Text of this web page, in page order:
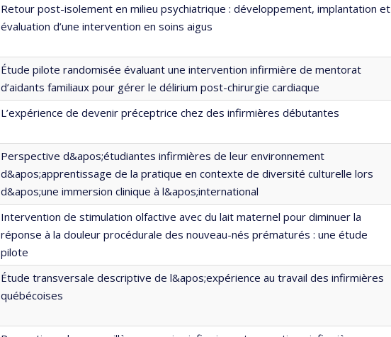
Retour post-isolement en milieu psychiatrique : développement, implantation et
évaluation d’une intervention en soins aigus
Étude pilote randomisée évaluant une intervention infirmière de mentorat
d’aidants familiaux pour gérer le délirium post-chirurgie cardiaque
L’expérience de devenir préceptrice chez des infirmières débutantes
Perspective d&apos;étudiantes infirmières de leur environnement
d&apos;apprentissage de la pratique en contexte de diversité culturelle lors
d&apos;une immersion clinique à l&apos;international
Intervention de stimulation olfactive avec du lait maternel pour diminuer la
réponse à la douleur procédurale des nouveau-nés prématurés : une étude
pilote
Étude transversale descriptive de l&apos;expérience au travail des infirmières
québécoises